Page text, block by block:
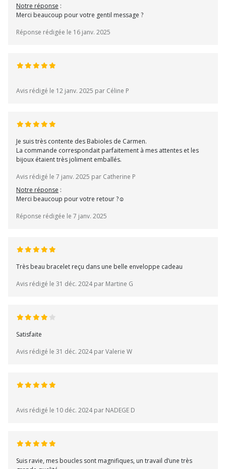
Notre réponse :
Merci beaucoup pour votre gentil message ?
Réponse rédigée le 16 janv. 2025
Avis rédigé le 12 janv. 2025 par Céline P
Je suis très contente des Babioles de Carmen.
La commande correspondait parfaitement à mes attentes et les
bijoux étaient très joliment emballés.
Avis rédigé le 7 janv. 2025 par Catherine P
Notre réponse :
Merci beaucoup pour votre retour ?☺️
Réponse rédigée le 7 janv. 2025
Très beau bracelet reçu dans une belle enveloppe cadeau
Avis rédigé le 31 déc. 2024 par Martine G
Satisfaite
Avis rédigé le 31 déc. 2024 par Valerie W
Avis rédigé le 10 déc. 2024 par NADEGE D
Suis ravie, mes boucles sont magnifiques, un travail d’une très